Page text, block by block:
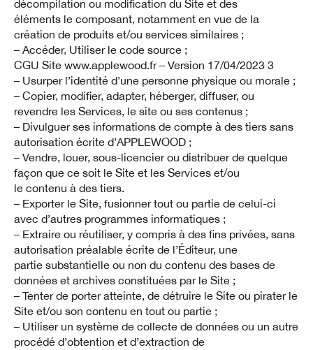
décompilation ou modification du Site et des
éléments le composant, notamment en vue de la
création de produits et/ou services similaires ;
– Accéder, Utiliser le code source ;
CGU Site www.applewood.fr – Version 17/04/2023 3
– Usurper l’identité d’une personne physique ou morale ;
– Copier, modifier, adapter, héberger, diffuser, ou
revendre les Services, le site ou ses contenus ;
– Divulguer ses informations de compte à des tiers sans
autorisation écrite d’APPLEWOOD ;
– Vendre, louer, sous-licencier ou distribuer de quelque
façon que ce soit le Site et les Services et/ou
le contenu à des tiers.
– Exporter le Site, fusionner tout ou partie de celui-ci
avec d’autres programmes informatiques ;
– Extraire ou réutiliser, y compris à des fins privées, sans
autorisation préalable écrite de l’Éditeur, une
partie substantielle ou non du contenu des bases de
données et archives constituées par le Site ;
– Tenter de porter atteinte, de détruire le Site ou pirater le
Site et/ou son contenu en tout ou partie ;
– Utiliser un système de collecte de données ou un autre
procédé d’obtention et d’extraction de